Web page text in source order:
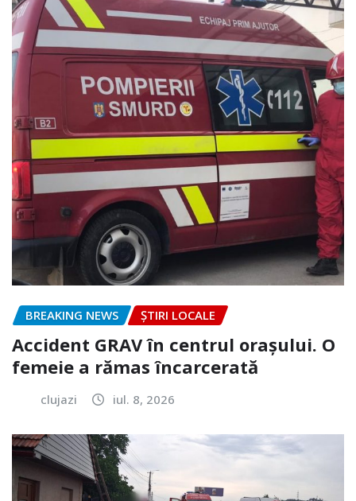
BREAKING NEWS ȘTIRI LOCALE
Accident GRAV în centrul orașului. O
femeie a rămas încarcerată
clujazi iul. 8, 2026